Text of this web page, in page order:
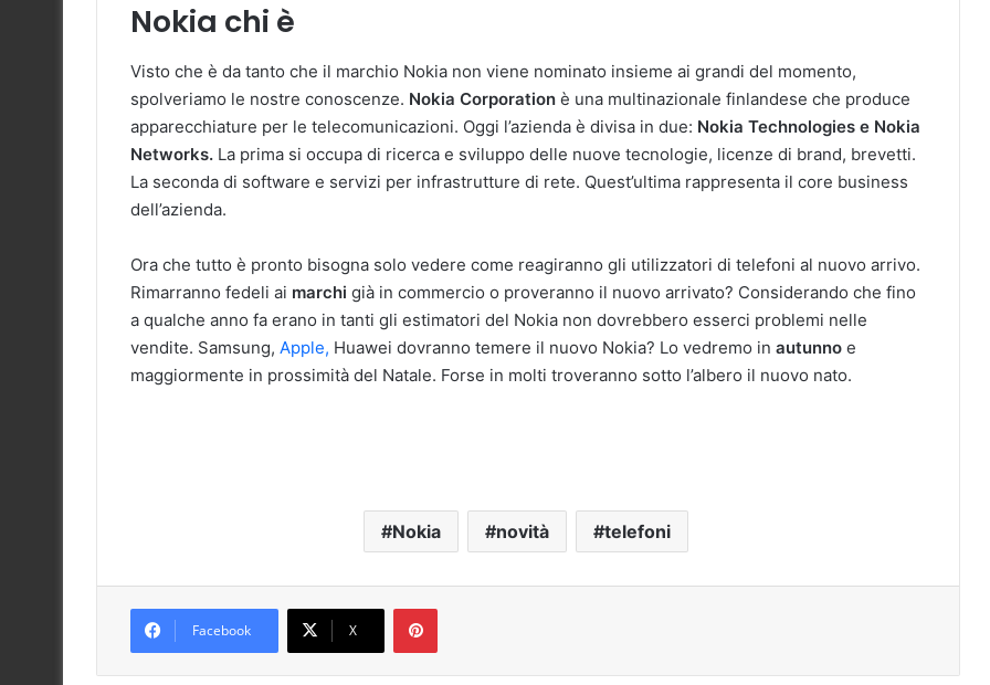
Nokia chi è
Visto che è da tanto che il marchio Nokia non viene nominato insieme ai grandi del momento,
spolveriamo le nostre conoscenze. Nokia Corporation è una multinazionale finlandese che produce
apparecchiature per le telecomunicazioni. Oggi l’azienda è divisa in due: Nokia Technologies e Nokia
Networks. La prima si occupa di ricerca e sviluppo delle nuove tecnologie, licenze di brand, brevetti.
La seconda di software e servizi per infrastrutture di rete. Quest’ultima rappresenta il core business
dell’azienda.
Ora che tutto è pronto bisogna solo vedere come reagiranno gli utilizzatori di telefoni al nuovo arrivo.
Rimarranno fedeli ai marchi già in commercio o proveranno il nuovo arrivato? Considerando che fino
a qualche anno fa erano in tanti gli estimatori del Nokia non dovrebbero esserci problemi nelle
vendite. Samsung, Apple, Huawei dovranno temere il nuovo Nokia? Lo vedremo in autunno e
maggiormente in prossimità del Natale. Forse in molti troveranno sotto l’albero il nuovo nato.
Nokia novità telefoni
Facebook X
Pinterest